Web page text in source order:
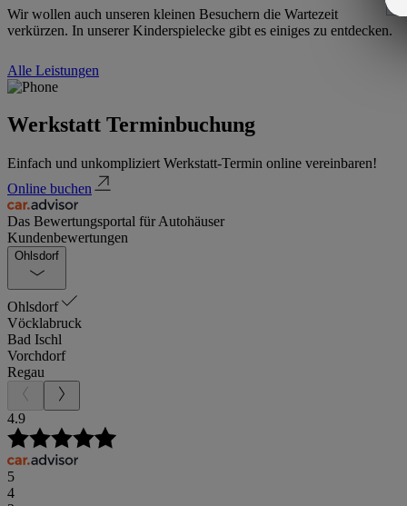
Wir wollen auch unseren kleinen Besuchern die Wartezeit
verkürzen. In unserer Kinderspielecke gibt es einiges zu entdecken.
Alle Leistungen
Werkstatt Terminbuchung
Einfach und unkompliziert Werkstatt-Termin online vereinbaren!
Online buchen
Das Bewertungsportal für Autohäuser
Kundenbewertungen
Ohlsdorf
Ohlsdorf
Vöcklabruck
Bad Ischl
Vorchdorf
Regau
4.9
5
4